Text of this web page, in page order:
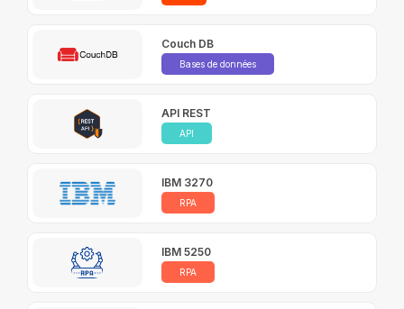
Couch DB
Bases de données
API REST
API
IBM 3270
RPA
IBM 5250
RPA